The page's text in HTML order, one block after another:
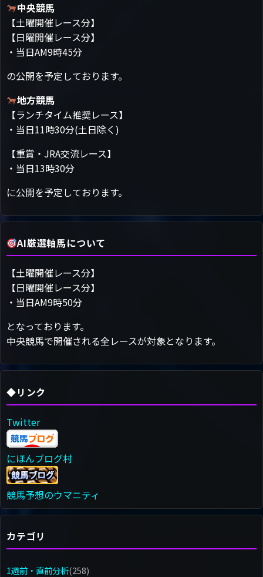
中央競馬
【土曜開催レース分】
【日曜開催レース分】
・当日AM9時45分
の公開を予定しております。
地方競馬
【ランチタイム推奨レース】
・当日11時30分(土日除く)
【重賞・JRA交流レース】
・当日13時30分
に公開を予定しております。
AI厳選軸馬について
【土曜開催レース分】
【日曜開催レース分】
・当日AM9時50分
となっております。
中央競馬で開催される全レースが対象となります。
◆リンク
Twitter
にほんブログ村
競馬予想のウマニティ
カテゴリ
1週前・直前分析(258)